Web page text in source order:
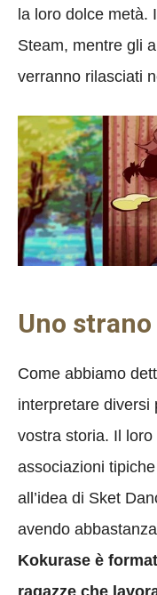
la loro dolce metà.
Steam, mentre gli
verranno rilasciati
Uno
Come abbiamo
interpretare diversi
vostra storia. Il
associazioni
all’idea di Sket
avendo
Kokurase è